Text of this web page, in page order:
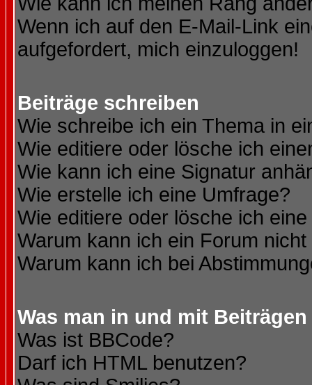
Wenn ich auf den E-Mail-Link
aufgefordert, mich einzuloggen!
Beiträge schreiben
Wie schreibe ich ein Thema in
Wie editiere oder lösche ich
Wie kann ich eine Signatur
Wie erstelle ich eine Umfrage?
Wie editiere oder lösche ich
Warum kann ich ein Forum
Warum kann ich bei
Was man in und mit
Was ist BBCode?
Darf ich HTML benutzen?